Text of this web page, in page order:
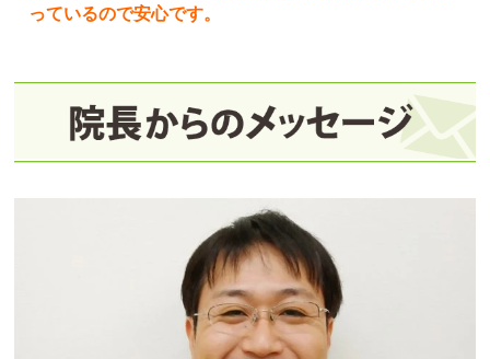
っているので安心です。